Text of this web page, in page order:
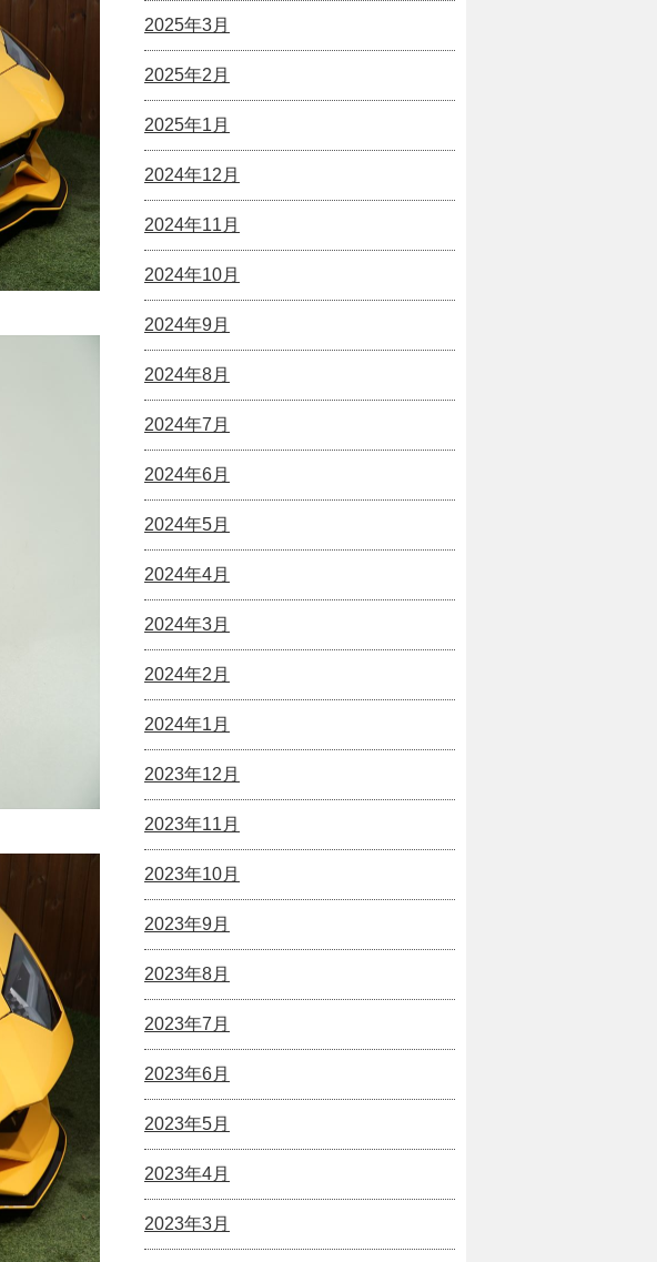
2025年3月
2025年2月
2025年1月
2024年12月
2024年11月
2024年10月
2024年9月
2024年8月
2024年7月
2024年6月
2024年5月
2024年4月
2024年3月
2024年2月
2024年1月
2023年12月
2023年11月
2023年10月
2023年9月
2023年8月
2023年7月
2023年6月
2023年5月
2023年4月
2023年3月